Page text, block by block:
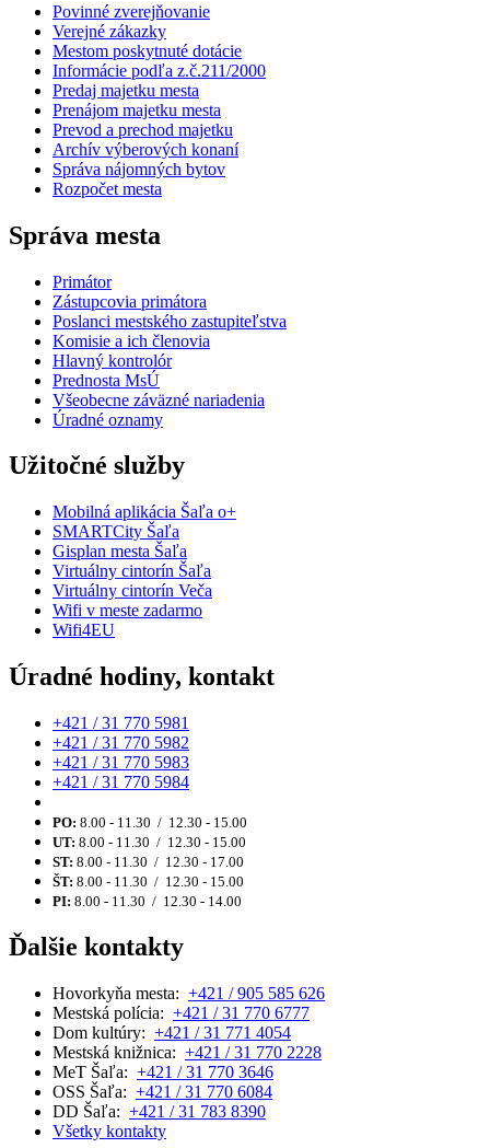
Povinné zverejňovanie
Verejné zákazky
Mestom poskytnuté dotácie
Informácie podľa z.č.211/2000
Predaj majetku mesta
Prenájom majetku mesta
Prevod a prechod majetku
Archív výberových konaní
Správa nájomných bytov
Rozpočet mesta
Správa mesta
Primátor
Zástupcovia primátora
Poslanci mestského zastupiteľstva
Komisie a ich členovia
Hlavný kontrolór
Prednosta MsÚ
Všeobecne záväzné nariadenia
Úradné oznamy
Užitočné služby
Mobilná aplikácia Šaľa o+
SMARTCity Šaľa
Gisplan mesta Šaľa
Virtuálny cintorín Šaľa
Virtuálny cintorín Veča
Wifi v meste zadarmo
Wifi4EU
Úradné hodiny, kontakt
+421 / 31 770 5981
+421 / 31 770 5982
+421 / 31 770 5983
+421 / 31 770 5984
PO: 8.00 - 11.30 / 12.30 - 15.00
UT: 8.00 - 11.30 / 12.30 - 15.00
ST: 8.00 - 11.30 / 12.30 - 17.00
ŠT: 8.00 - 11.30 / 12.30 - 15.00
PI: 8.00 - 11.30 / 12.30 - 14.00
Ďalšie kontakty
Hovorkyňa mesta: +421 / 905 585 626
Mestská polícia: +421 / 31 770 6777
Dom kultúry: +421 / 31 771 4054
Mestská knižnica: +421 / 31 770 2228
MeT Šaľa: +421 / 31 770 3646
OSS Šaľa: +421 / 31 770 6084
DD Šaľa: +421 / 31 783 8390
Všetky kontakty